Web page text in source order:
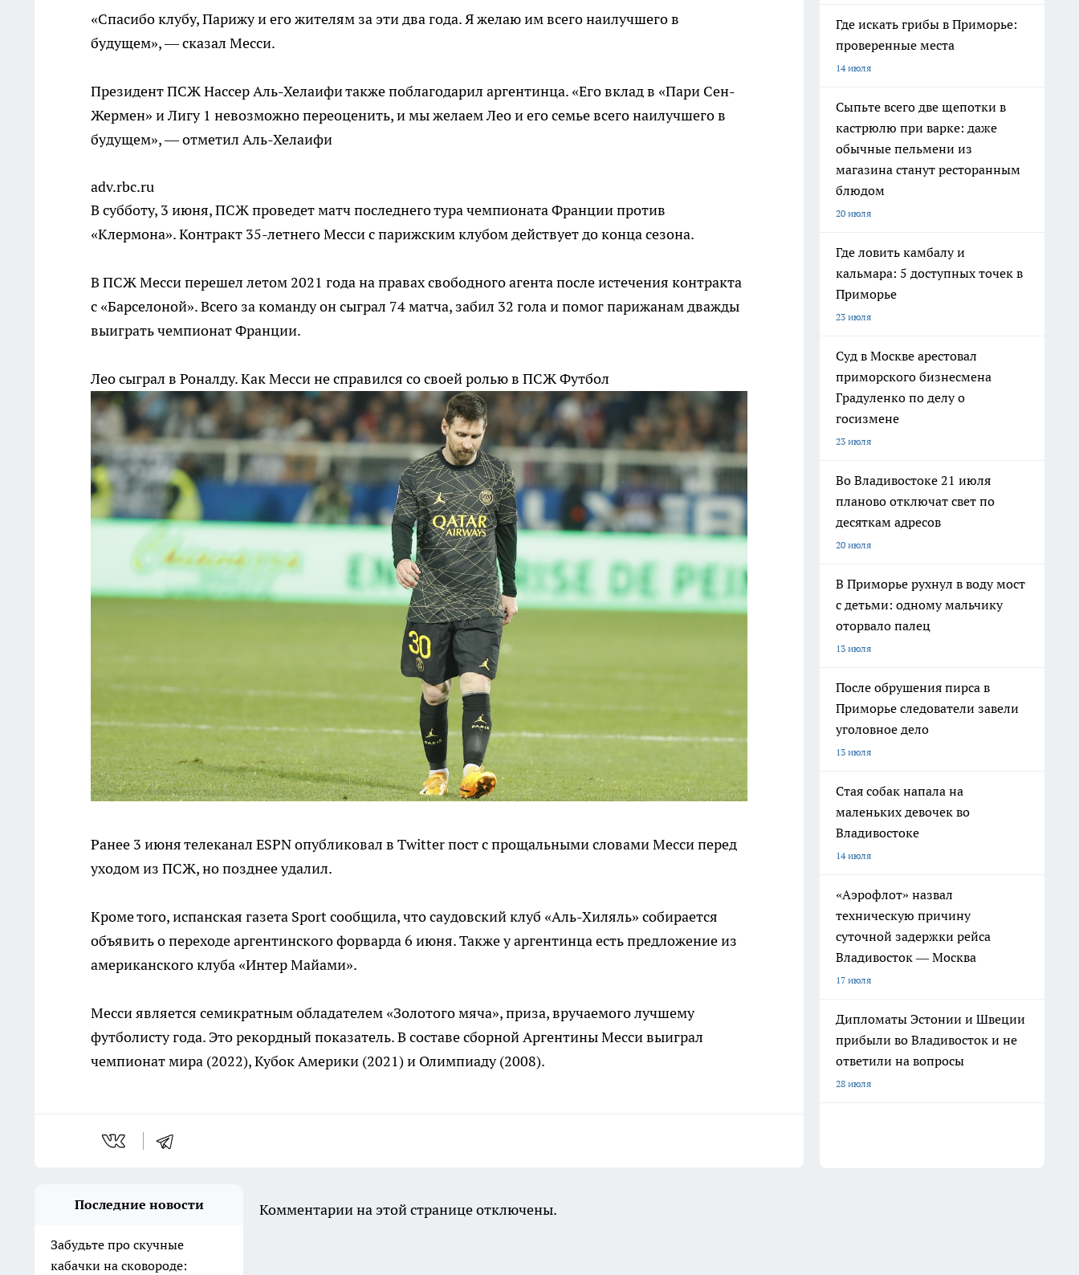
«Спасибо клубу, Парижу и его жителям за эти два года. Я желаю им всего наилучшего в
будущем», — сказал Месси.
Президент ПСЖ Нассер Аль-Хелаифи также поблагодарил аргентинца. «Его вклад в «Пари Сен-
Жермен» и Лигу 1 невозможно переоценить, и мы желаем Лео и его семье всего наилучшего в
будущем», — отметил Аль-Хелаифи
adv.rbc.ru
В субботу, 3 июня, ПСЖ проведет матч последнего тура чемпионата Франции против
«Клермона». Контракт 35-летнего Месси с парижским клубом действует до конца сезона.
В ПСЖ Месси перешел летом 2021 года на правах свободного агента после истечения контракта
с «Барселоной». Всего за команду он сыграл 74 матча, забил 32 гола и помог парижанам дважды
выиграть чемпионат Франции.
Лео сыграл в Роналду. Как Месси не справился со своей ролью в ПСЖФутбол
Ранее 3 июня телеканал ESPN опубликовал в Twitter пост с прощальными словами Месси перед
уходом из ПСЖ, но позднее удалил.
Кроме того, испанская газета Sport сообщила, что саудовский клуб «Аль-Хиляль» собирается
объявить о переходе аргентинского форварда 6 июня. Также у аргентинца есть предложение из
американского клуба «Интер Майами».
Месси является семикратным обладателем «Золотого мяча», приза, вручаемого лучшему
футболисту года. Это рекордный показатель. В составе сборной Аргентины Месси выиграл
чемпионат мира (2022), Кубок Америки (2021) и Олимпиаду (2008).
Где искать грибы в Приморье:
проверенные места
14 июля
Сыпьте всего две щепотки в
кастрюлю при варке: даже
обычные пельмени из
магазина станут ресторанным
блюдом
20 июля
Где ловить камбалу и
кальмара: 5 доступных точек в
Приморье
23 июля
Суд в Москве арестовал
приморского бизнесмена
Градуленко по делу о
госизмене
23 июля
Во Владивостоке 21 июля
планово отключат свет по
десяткам адресов
20 июля
В Приморье рухнул в воду мост
с детьми: одному мальчику
оторвало палец
13 июля
После обрушения пирса в
Приморье следователи завели
уголовное дело
13 июля
Стая собак напала на
маленьких девочек во
Владивостоке
14 июля
«Аэрофлот» назвал
техническую причину
суточной задержки рейса
Владивосток — Москва
17 июля
Дипломаты Эстонии и Швеции
прибыли во Владивосток и не
ответили на вопросы
28 июля
Последние новости
Забудьте про скучные
кабачки на сковороде:
Комментарии на этой странице отключены.